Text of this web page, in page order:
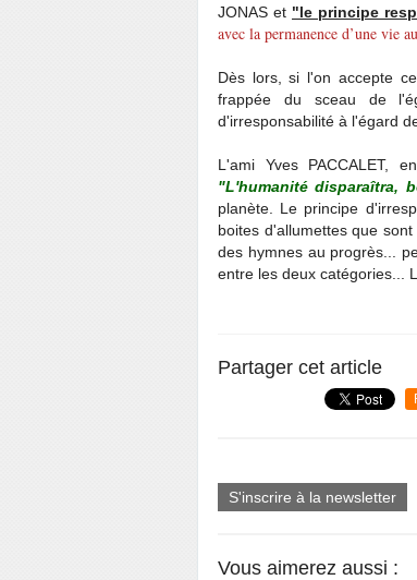
JONAS et "le principe
avec la permanence d’une vie
Dès lors, si l'on accepte
frappée du sceau de
d'irresponsabilité à l'égard
L'ami Yves PACCALET,
"L'humanité disparaîtra,
planète. Le principe
boites d'allumettes que
des hymnes au progrès...
entre les deux catégories...
Partager cet article
S'inscrire à la newsletter
Vous aimerez aussi :